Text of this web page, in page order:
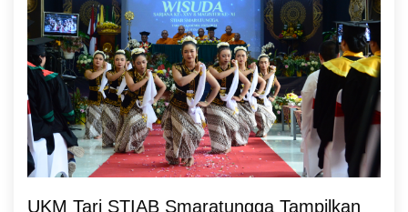
UKM Tari STIAB Smaratungga Tampilkan